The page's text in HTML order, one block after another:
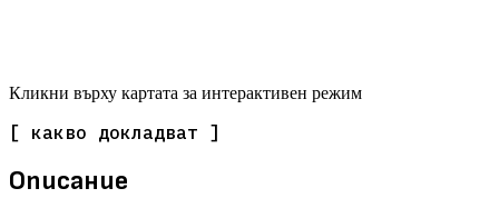
Кликни върху картата за интерактивен режим
[ какво докладват ]
Описание